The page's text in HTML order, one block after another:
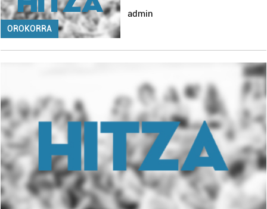
OROKORRA
admin